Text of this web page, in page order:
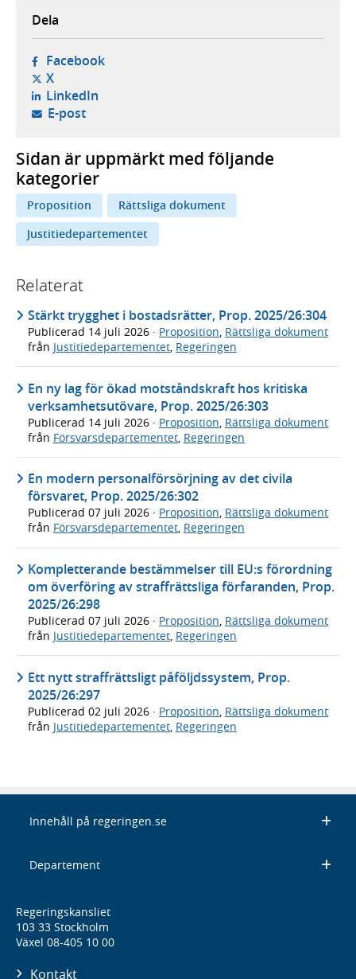
Dela
Facebook- öppnas i ny flik, extern webbplats,
X- öppnas i ny flik, extern webbplats,
LinkedIn- öppnas i ny flik, extern webbplats,
E-post- öppnar din e-postklient,
Sidan är uppmärkt med följande
kategorier
Proposition
Rättsliga dokument
Justitiedepartementet
Relaterat
Stärkt trygghet i bostadsrätter, Prop. 2025/26:304
Publicerad 14 juli 2026 · Proposition, Rättsliga dokument
från Justitiedepartementet, Regeringen
En ny lag för ökad motståndskraft hos kritiska
verksamhetsutövare, Prop. 2025/26:303
Publicerad 14 juli 2026 · Proposition Rättsliga dokument
från Försvarsdepartementet Regeringen
En modern personalförsörjning av det civila
försvaret, Prop. 2025/26:302
Publicerad 07 juli 2026 · Proposition, Rättsliga dokument
från Försvarsdepartementet, Regeringen
Kompletterande bestämmelser till EU:s förordning
om överföring av straffrättsliga förfaranden, Prop.
2025/26:298
Publicerad 07 juli 2026 · Proposition, Rättsliga dokument
från Justitiedepartementet, Regeringen
Ett nytt straffrättsligt påföljdssystem, Prop.
2025/26:297
Publicerad 02 juli 2026 · Proposition Rättsliga dokument
från Justitiedepartementet Regeringen
Innehåll på regeringen.se
Departement
Regeringskansliet
103 33 Stockholm
Växel 08-405 10 00
Kontakt